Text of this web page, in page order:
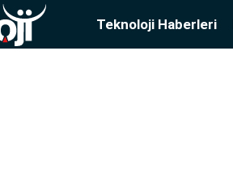
Teknoloji Haberleri